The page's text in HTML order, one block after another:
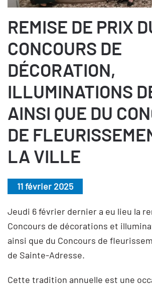
REMISE DE PRIX
CONCOURS DE
DÉCORATION,
ILLUMINATIONS
AINSI QUE DU
DE
LA VILLE
11 février 2025
Jeudi 6 février dernier a eu lieu la
Concours de décorations et
ainsi que du Concours de
de Sainte-Adresse.
Cette tradition annuelle est une